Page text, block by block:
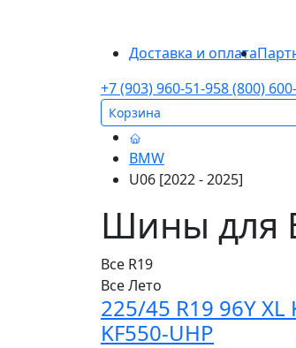
Доставка и оплата
+7 (903) 960-51-958 (800)
Корзина
BMW
U06 [2022 - 2025]
Шины для
Все R19
ВсеЛето
225/45 R19 96Y
KF550-UHP